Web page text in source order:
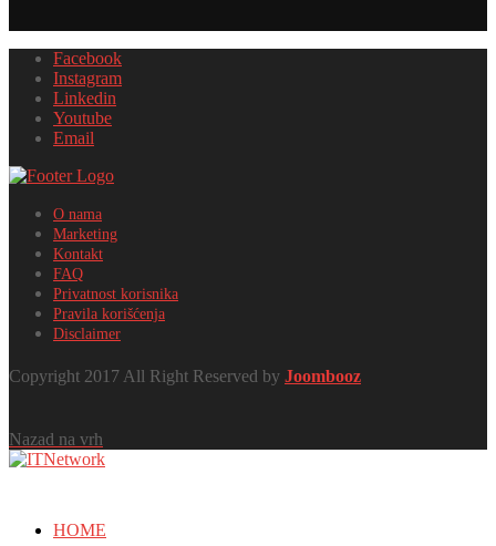
Facebook
Instagram
Linkedin
Youtube
Email
O nama
Marketing
Kontakt
FAQ
Privatnost korisnika
Pravila korišćenja
Disclaimer
Copyright 2017 All Right Reserved by Joombooz
Nazad na vrh
HOME